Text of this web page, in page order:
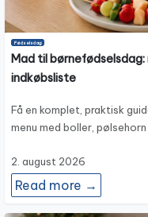
Fødselsdag
Mad til
indkøbsliste
Få en komplet, praktisk
menu med boller,
2. august 2026
Read more →